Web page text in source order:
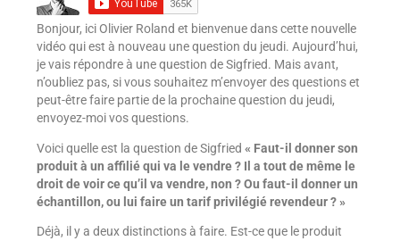
Bonjour, ici Olivier Roland et bienvenue dans cette nouvelle
vidéo qui est à nouveau une question du jeudi. Aujourd’hui,
je vais répondre à une question de Sigfried. Mais avant,
n’oubliez pas, si vous souhaitez m’envoyer des questions et
peut-être faire partie de la prochaine question du jeudi,
envoyez-moi vos questions.
Voici quelle est la question de Sigfried « Faut-il donner son
produit à un affilié qui va le vendre ? Il a tout de même le
droit de voir ce qu’il va vendre, non ? Ou faut-il donner un
échantillon, ou lui faire un tarif privilégié revendeur ? »
Déjà, il y a deux distinctions à faire. Est-ce que le produit